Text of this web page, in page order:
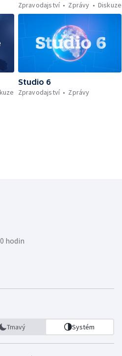
Zpravodajství
Zprávy Diskuze
Studio 6
Zpravodajství
Zprávy
hodin
Tmavý Systém